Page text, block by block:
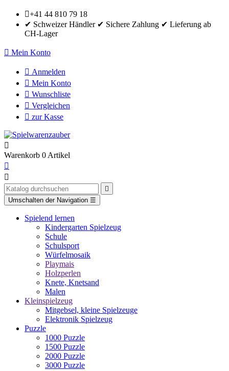
+41 44 810 79 18
✔ Schweizer Händler ✔ Sichere Zahlung ✔ Lieferung ab
CH-Lager
 Mein Konto
 Anmelden
 Mein Konto
 Wunschliste
 Vergleichen
 zur Kasse

Warenkorb 0 Artikel



Umschalten der Navigation ☰
Spielend lernen
Kindergarten Spielzeug
Schule
Schulsport
Würfelmosaik
Playmais
Holzperlen
Knete, Knetsand
Malen
Kleinspielzeug
Mitgebsel, kleine Spielzeuge
Elektronik Spielzeug
Puzzle
1000 Puzzle
1500 Puzzle
2000 Puzzle
3000 Puzzle